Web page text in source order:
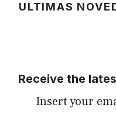
ULTIMAS
Receive the
Insert your